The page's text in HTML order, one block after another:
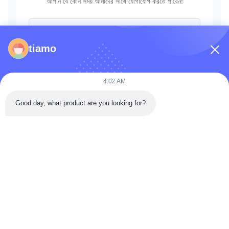
tiamo
4:02 AM
Good day, what product are you looking for?